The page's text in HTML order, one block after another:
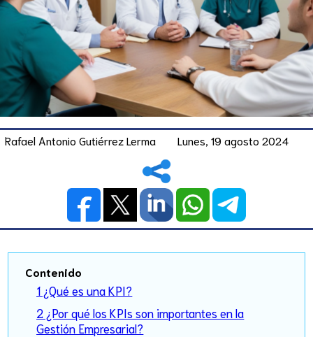
Rafael Antonio Gutiérrez Lerma Lunes, 19 agosto 2024
Contenido
1 ¿Qué es una KPI?
2 ¿Por qué los KPIs son importantes en la
Gestión Empresarial?